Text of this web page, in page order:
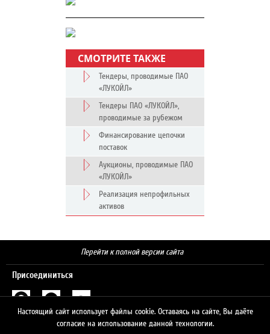
СМОТРИТЕ ТАКЖЕ
Тендеры, проводимые ПАО
«ЛУКОЙЛ»
Тендеры ПАО «ЛУКОЙЛ»,
проводимые за рубежом
Финансирование цепочки
поставок
Аукционы, проводимые ПАО
«ЛУКОЙЛ»
Реализация непрофильных
активов
Перейти к полной версии сайта
Присоединиться
Настоящий сайт использует файлы cookie. Оставаясь на сайте, Вы даёте
согласие на использование данной технологии.